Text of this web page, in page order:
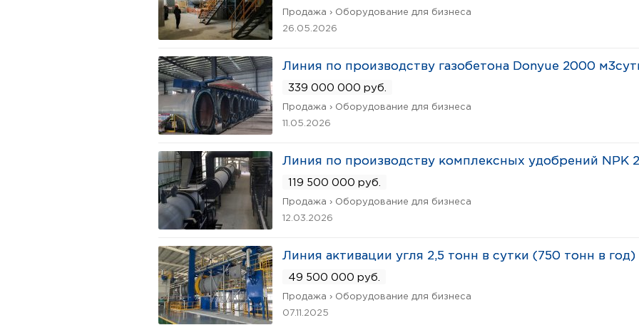
Продажа › Оборудование для бизнеса
26.05.2026
Линия по производству газобетона Donyue 2000
339 000 000 руб.
Продажа › Оборудование для бизнеса
11.05.2026
Линия по производству комплексных удобрений NPK
119 500 000 руб.
Продажа › Оборудование для бизнеса
12.03.2026
Линия активации угля 2,5 тонн в сутки (750 тонн в год)
49 500 000 руб.
Продажа › Оборудование для бизнеса
07.11.2025